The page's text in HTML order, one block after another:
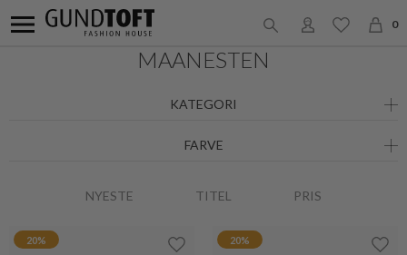
0
MAANESTEN
KATEGORI
FARVE
NYESTE TITEL PRIS
20% 20%